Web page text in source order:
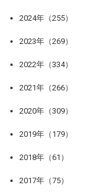
2024年（255）
2023年（269）
2022年（334）
2021年（266）
2020年（309）
2019年（179）
2018年（61）
2017年（75）